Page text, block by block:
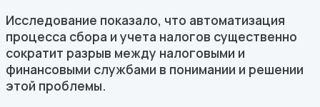
Исследование показало, что автоматизация
процесса сбора и учета налогов существенно
сократит разрыв между налоговыми и
финансовыми службами в понимании и решении
этой проблемы.